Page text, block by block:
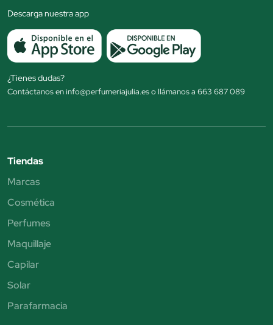
Descarga nuestra app
¿Tienes dudas?
Contáctanos en info@perfumeriajulia.es o llámanos a 663 687 089
Tiendas
Marcas
Cosmética
Perfumes
Maquillaje
Capilar
Solar
Parafarmacia